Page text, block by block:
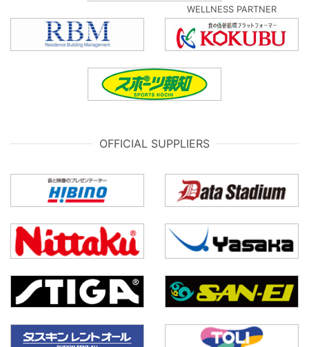
WELLNESS PARTNER
OFFICIAL SUPPLIERS